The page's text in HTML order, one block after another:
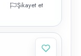
Şikayet et